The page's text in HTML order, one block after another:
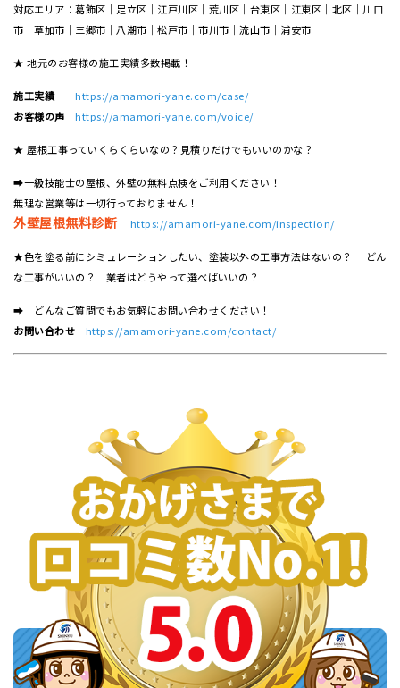
対応エリア：葛飾区｜足立区｜江戸川区｜荒川区｜台東区｜江東区｜北区｜川口
市｜草加市｜三郷市｜八潮市｜松⼾市｜市川市｜流⼭市｜浦安市
★ 地元のお客様の施工実績多数掲載！
施工実績
https://amamori-yane.com/case/
お客様の声
https://amamori-yane.com/voice/
★ 屋根工事っていくらくらいなの？見積りだけでもいいのかな？
➡一級技能士の屋根、外壁の無料点検をご利用ください！
無理な営業等は一切行っておりません！
外壁屋根無料診断 https://amamori-yane.com/inspection/
★色を塗る前にシミュレーションしたい、塗装以外の工事方法はないの？ どん
な工事がいいの？ 業者はどうやって選べばいいの？
➡ どんなご質問でもお気軽にお問い合わせください！
お問い合わせ
https://amamori-yane.com/contact/